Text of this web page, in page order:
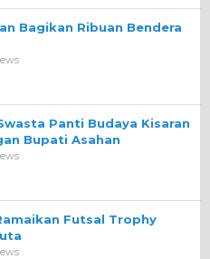
Bagikan Ribuan Bendera
Panti Budaya Kisaran
Bupati Asahan
Futsal Trophy